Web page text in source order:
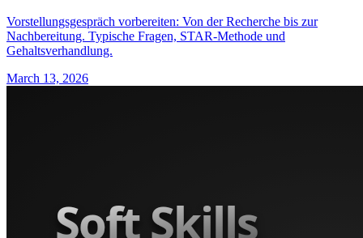
Vorstellungsgespräch vorbereiten: Von der Recherche bis zur
Nachbereitung. Typische Fragen, STAR-Methode und
Gehaltsverhandlung.
March 13, 2026